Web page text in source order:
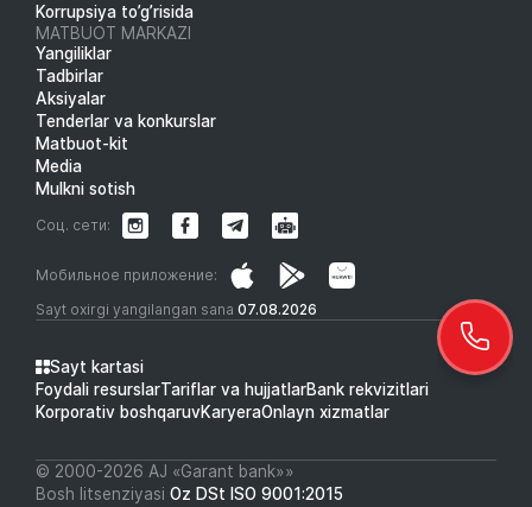
Korrupsiya to’g’risida
MATBUOT MARKAZI
Yangiliklar
Tadbirlar
Aksiyalar
Tenderlar va konkurslar
Matbuot-kit
Media
Mulkni sotish
Sayt oxirgi yangilangan sana 07.08.2026
Мобильное приложение:
Соц. сети:
Sayt kartasi
Foydali resurslarTariflar va hujjatlarBank rekvizitlari
Korporativ boshqaruvKaryeraOnlayn xizmatlar
© 2000-2026 АJ «Garant bank»»
Bosh litsenziyasi Oz DSt ISO 9001:2015